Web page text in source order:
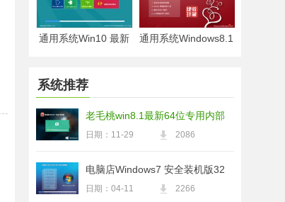
通用系统Win10 最新
通用系统Windows8.1
系统推荐
老毛桃win8.1最新64位专用内部
版v2026.08
日期：11-29 2086
电脑店Windows7 安全装机版32
位 2021.04
日期：04-11 2266